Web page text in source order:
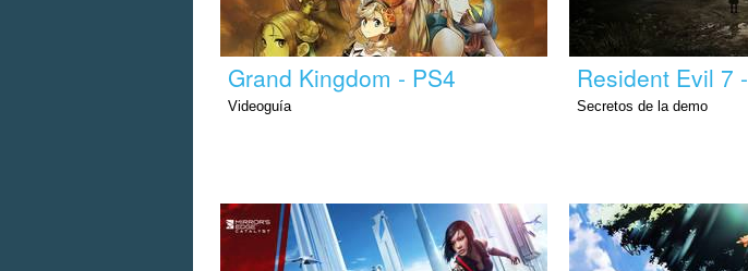
Grand Kingdom - PS4
Videoguía
Resident Evil 7
Secretos de la demo